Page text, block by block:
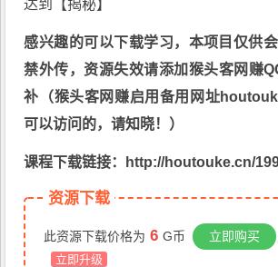
感兴趣的可以下载学习，本项目仅供
禁外传，资源失效请添加猴头客网赚
补（猴头客网赚启用备用网址
可以访问的，请知晓！）
课程下载链接：http://houtouke.cn/
资源下载
此资源下载价格为 6 G币 立即购买
立即升级